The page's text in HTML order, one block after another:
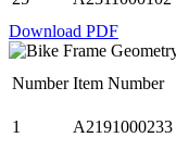
Download PDF
Number Item Number
1
A2191000233